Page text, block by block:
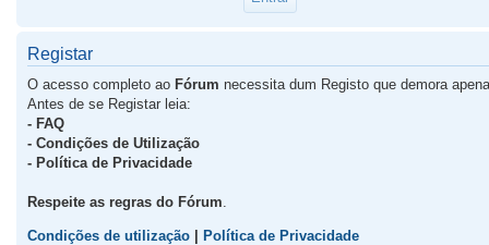
Registar
O acesso completo ao Fórum necessita dum Registo que demora
Antes de se Registar leia:
- FAQ
- Condições de Utilização
- Política de Privacidade
Respeite as regras do Fórum
Condições de utilização Política de Privacidade